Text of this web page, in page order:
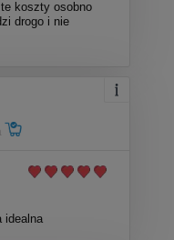
koszty osobno
drogo i nie
idealna